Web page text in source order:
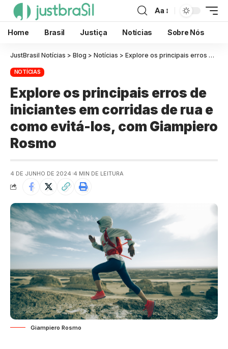
Aa
Home Brasil Justiça Notícias Sobre Nós
JustBrasil Notícias > Blog > Notícias > Explore os principais erros de iniciantes em corridas de rua e como evitá-los, com Giampiero Rosmo
NOTÍCIAS
Explore os principais erros de
iniciantes em corridas de rua e
como evitá-los, com Giampiero
Rosmo
4 DE JUNHO DE 2024 4 MIN DE LEITURA
Giampiero Rosmo